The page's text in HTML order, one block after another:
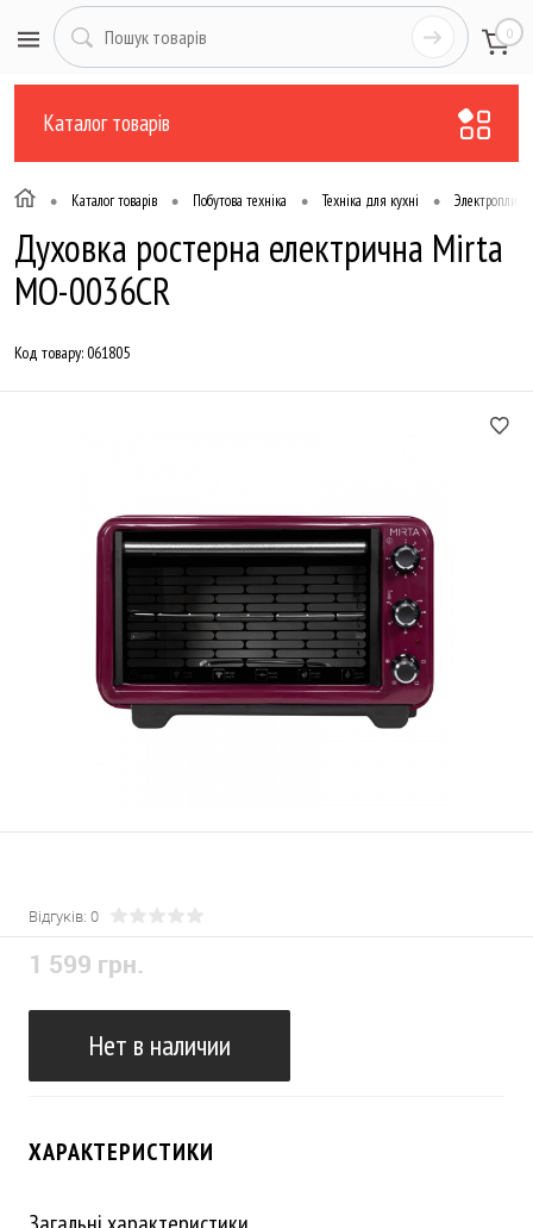
0
Каталог товарів
• Каталог товарів • Побутова техніка • Техніка для кухні •
Духовка ростерна електрична Mirta
MO-0036CR
Код товару:061805
Відгуків: 0
1 599 грн.
Нет в наличии
ХАРАКТЕРИСТИКИ